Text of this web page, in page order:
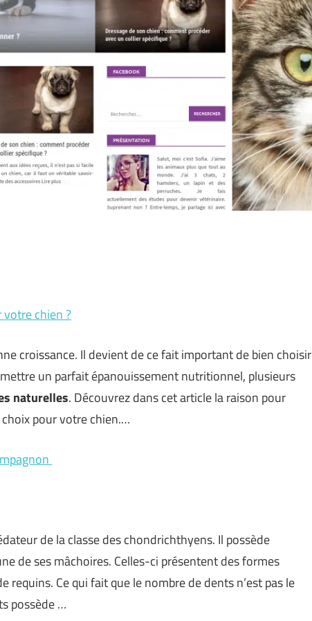
chien ?
croissance. Il devient de ce fait important de bien choisir
un parfait épanouissement nutritionnel, plusieurs
naturelles. Découvrez dans cet article la raison pour
pour votre chien.…
de la classe des chondrichthyens. Il possède
de ses mâchoires. Celles-ci présentent des formes
requins. Ce qui fait que le nombre de dents n’est pas le
possède …